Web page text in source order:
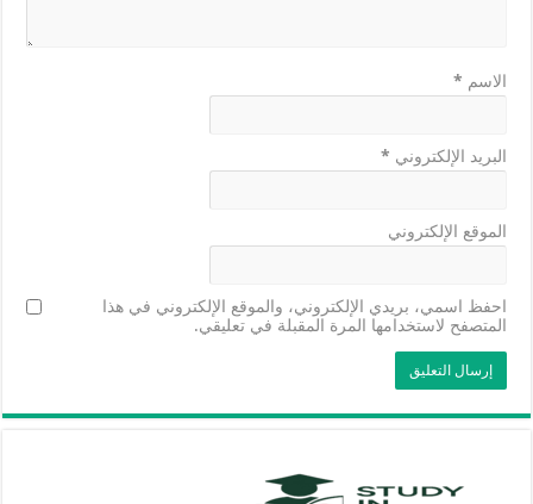
الاسم *
البريد الإلكتروني *
الموقع الإلكتروني
احفظ اسمي، بريدي الإلكتروني، والموقع الإلكتروني في هذا
المتصفح لاستخدامها المرة المقبلة في تعليقي.